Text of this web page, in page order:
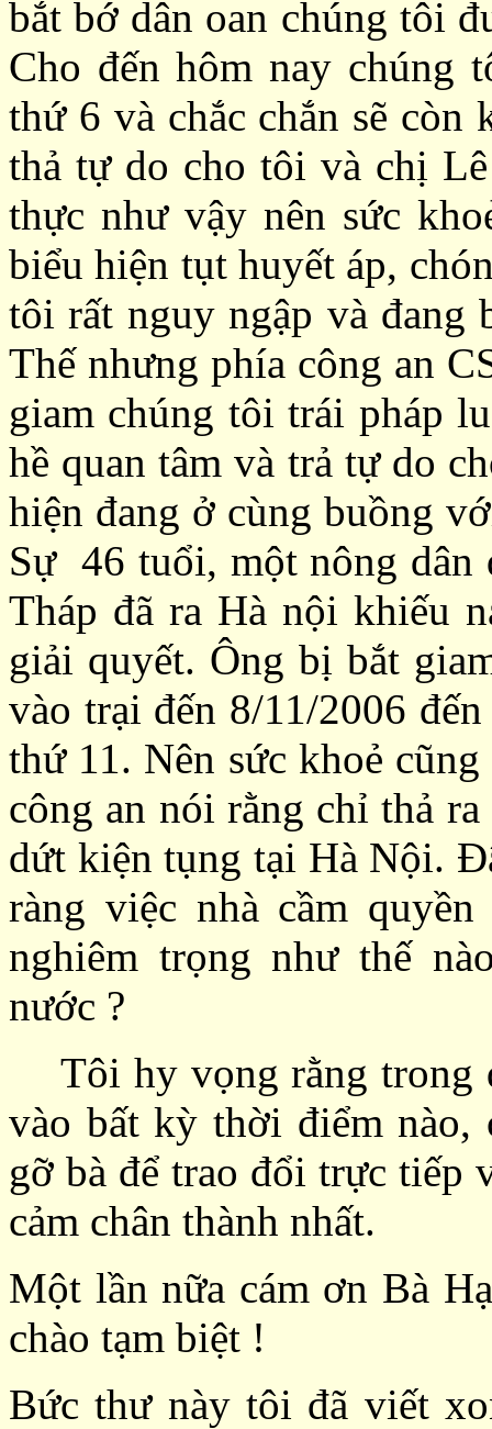
bắt bớ dân oan chúng tôi
Cho đến hôm nay chúng
thứ 6 và chắc chắn sẽ
thả tự do cho tôi và chị
thực như vậy nên sức
biểu hiện tụt huyết áp,
tôi rất nguy ngập và đang
Thế nhưng phía công an
giam chúng tôi trái pháp
hề quan tâm và trả tự do
hiện đang ở cùng buồng
Sự 46 tuổi, một nông
Tháp đã ra Hà nội khiếu
giải quyết. Ông bị bắt
vào trại đến 8/11/2006
thứ 11. Nên sức khoẻ
công an nói rằng chỉ thả
dứt kiện tụng tại Hà Nội.
ràng việc nhà cầm
nghiêm trọng như thế
nước ?
Tôi hy vọng rằng trong
vào bất kỳ thời điểm nào,
gỡ bà để trao đổi trực tiếp
cảm chân thành nhất.
Một lần nữa cám ơn Bà H
chào tạm biệt !
Bức thư này tôi đã viết